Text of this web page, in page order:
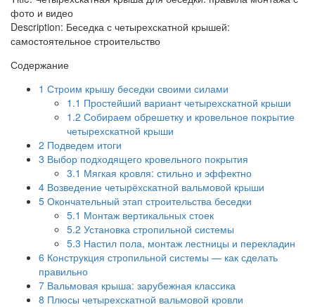
фото и видео
Description: Беседка с четырехскатной крышей:
самостоятельное строительство
Содержание
1 Строим крышу беседки своими силами
1.1 Простейший вариант четырехскатной крыши
1.2 Собираем обрешетку и кровельное покрытие
четырехскатной крыши
2 Подведем итоги
3 Выбор подходящего кровельного покрытия
3.1 Мягкая кровля: стильно и эффектно
4 Возведение четырёхскатной вальмовой крыши
5 Окончательный этап строительства беседки
5.1 Монтаж вертикальных стоек
5.2 Установка стропильной системы
5.3 Настил пола, монтаж лестницы и перекладин
6 Конструкция стропильной системы — как сделать
правильно
7 Вальмовая крыша: зарубежная классика
8 Плюсы четырехскатной вальмовой кровли